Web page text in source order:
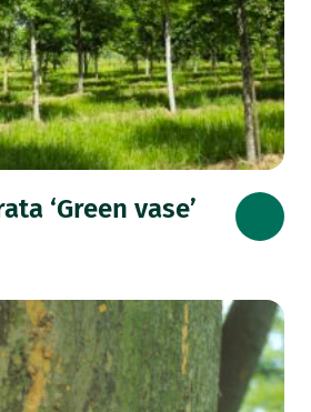
‘Green vase’